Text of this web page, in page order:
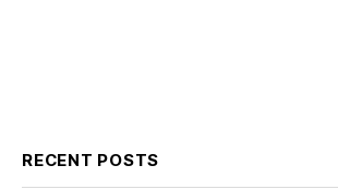
RECENT POSTS